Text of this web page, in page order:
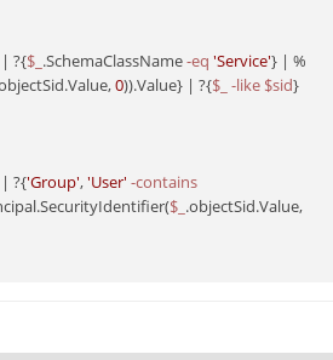
?{$_ .SchemaClassName -eq 'Service'} | %
0)).Value} | ?{$_ -like $sid}
?{'Group', 'User' -contains
$_